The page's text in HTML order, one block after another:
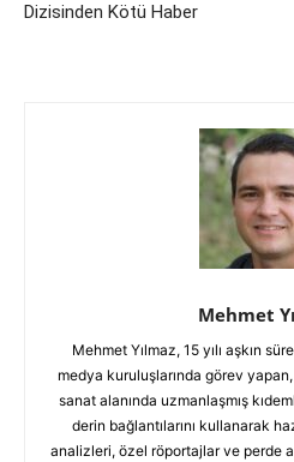
Dizisinden Kötü Haber
Mehmet
Mehmet Yılmaz, 15 yılı aşkın
medya kuruluşlarında görev
sanat alanında uzmanlaşmış
derin bağlantılarını kullanarak
analizleri, özel röportajlar ve perde